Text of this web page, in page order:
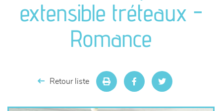
meubles de complément
chambres et dressing
extensible tréteaux -
Romance
Retour liste